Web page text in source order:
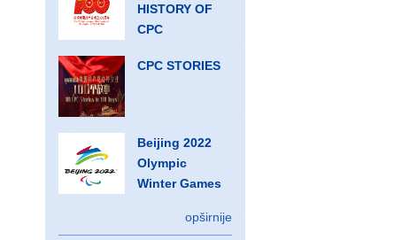
HISTORY OF
CPC
CPC STORIES
Beijing 2022
Olympic
Winter Games
opširnije